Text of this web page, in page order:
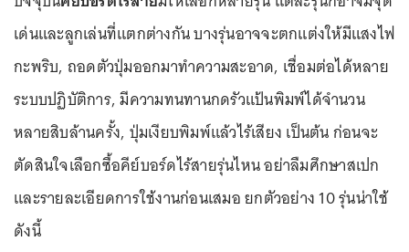
เด่นและลูกเล่นที่แตกต่างกัน บางรุ่นอาจจะตกแต่งให้มีแสงไฟ
กะพริบ, ถอดตัวปุ่มออกมาทำความสะอาด, เชื่อมต่อได้หลาย
ระบบปฏิบัติการ, มีความทนทานกดรัวแป้นพิมพ์ได้จำนวน
หลายสิบล้านครั้ง, ปุ่มเงียบพิมพ์แล้วไร้เสียง เป็นต้น ก่อนจะ
ตัดสินใจเลือกซื้อคีย์บอร์ดไร้สายรุ่นไหน อย่าลืมศึกษาสเปก
และรายละเอียดการใช้งานก่อนเสมอ ยกตัวอย่าง 10 รุ่นน่าใช้
ดังนี้